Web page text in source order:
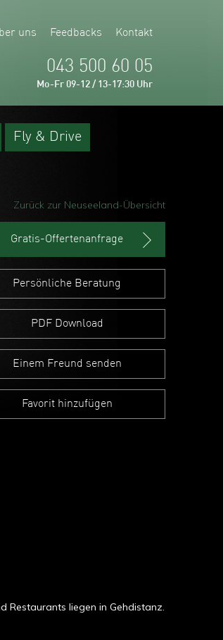
uns Feedbacks Kontakt
043 500 60 05
Mo-Fr 09-12 / 13-17:30 Uhr
Fly & Drive
Zurück zur Neuseeland-Übersicht
Gratis-Offertenanfrage
Persönliche Beratung
PDF Download
Einem Freund senden
Favorit hinzufügen
Restaurants liegen in Gehdistanz.